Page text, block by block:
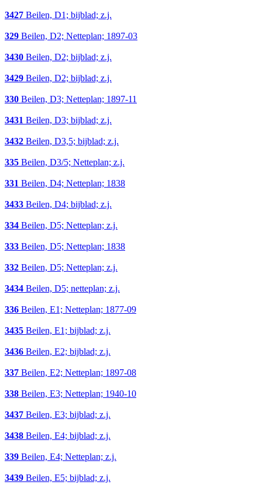
3427 Beilen, D1; bijblad; z.j.
329 Beilen, D2; Netteplan; 1897-03
3430 Beilen, D2; bijblad; z.j.
3429 Beilen, D2; bijblad; z.j.
330 Beilen, D3; Netteplan; 1897-11
3431 Beilen, D3; bijblad; z.j.
3432 Beilen, D3,5; bijblad; z.j.
335 Beilen, D3/5; Netteplan; z.j.
331 Beilen, D4; Netteplan; 1838
3433 Beilen, D4; bijblad; z.j.
334 Beilen, D5; Netteplan; z.j.
333 Beilen, D5; Netteplan; 1838
332 Beilen, D5; Netteplan; z.j.
3434 Beilen, D5; netteplan; z.j.
336 Beilen, E1; Netteplan; 1877-09
3435 Beilen, E1; bijblad; z.j.
3436 Beilen, E2; bijblad; z.j.
337 Beilen, E2; Netteplan; 1897-08
338 Beilen, E3; Netteplan; 1940-10
3437 Beilen, E3; bijblad; z.j.
3438 Beilen, E4; bijblad; z.j.
339 Beilen, E4; Netteplan; z.j.
3439 Beilen, E5; bijblad; z.j.